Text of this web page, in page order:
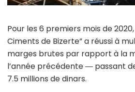
Pour les 6 premiers mois de
Ciments de Bizerte” a réussi à
marges brutes par rapport à la
l’année précédente ― passant
7.5 millions de dinars.